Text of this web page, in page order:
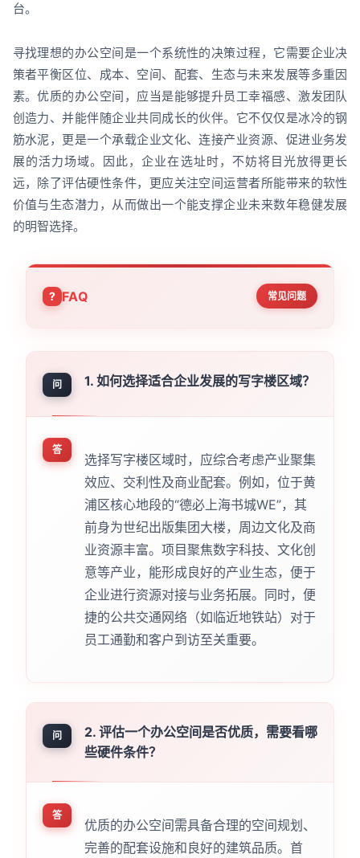
台。
寻找理想的办公空间是一个系统性的决策过程，它需要企业决
策者平衡区位、成本、空间、配套、生态与未来发展等多重因
素。优质的办公空间，应当是能够提升员工幸福感、激发团队
创造力、并能伴随企业共同成长的伙伴。它不仅仅是冰冷的钢
筋水泥，更是一个承载企业文化、连接产业资源、促进业务发
展的活力场域。因此，企业在选址时，不妨将目光放得更长
远，除了评估硬性条件，更应关注空间运营者所能带来的软性
价值与生态潜力，从而做出一个能支撑企业未来数年稳健发展
的明智选择。
FAQ 常见问题
问 1. 如何选择适合企业发展的写字楼区域？
答
选择写字楼区域时，应综合考虑产业聚集
效应、交利性及商业配套。例如，位于黄
浦区核心地段的“德必上海书城WE”，其
前身为世纪出版集团大楼，周边文化及商
业资源丰富。项目聚焦数字科技、文化创
意等产业，能形成良好的产业生态，便于
企业进行资源对接与业务拓展。同时，便
捷的公共交通网络（如临近地铁站）对于
员工通勤和客户到访至关重要。
问
2. 评估一个办公空间是否优质，需要看哪
些硬件条件？
答
优质的办公空间需具备合理的空间规划、
完善的配套设施和良好的建筑品质。首